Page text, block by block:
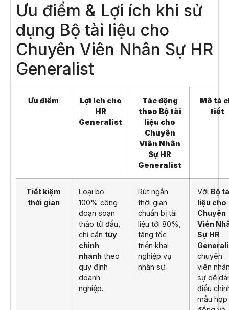
Ưu điểm & Lợi ích khi sử
dụng Bộ tài liệu cho
Chuyên Viên Nhân Sự HR
Generalist
Ưu điểm
Lợi ích cho
HR
Generalist
Tác động
theo Bộ tài
liệu cho
Chuyên
Viên Nhân
Sự HR
Generalist
Mô tả
tiết
Tiết kiệm
thời gian
Loại bỏ
100% công
đoạn soạn
thảo từ đầu,
chỉ cần tùy
chỉnh
nhanh theo
quy định
doanh
nghiệp.
Rút ngắn
thời gian
chuẩn bị tài
liệu tới 80%,
tăng tốc
triển khai
nghiệp vụ
nhân sự.
Với Bộ
liệu cho
Chuyên
Viên
Sự HR
chuyên
viên
sự dễ
điều
mẫu hợp